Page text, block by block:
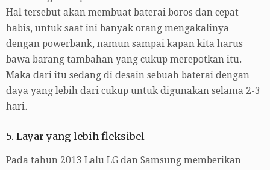
Hal tersebut akan membuat baterai boros dan cepat
habis, untuk saat ini banyak orang mengakalinya
dengan powerbank, namun sampai kapan kita harus
bawa barang tambahan yang cukup merepotkan itu.
Maka dari itu sedang di desain sebuah baterai dengan
daya yang lebih dari cukup untuk digunakan selama 2-3
hari.
5. Layar yang lebih fleksibel
Pada tahun 2013 Lalu LG dan Samsung memberikan